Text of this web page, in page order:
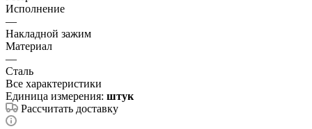
Исполнение
—
Накладной зажим
Материал
—
Сталь
Все характеристики
Единица измерения: штук
Рассчитать доставку